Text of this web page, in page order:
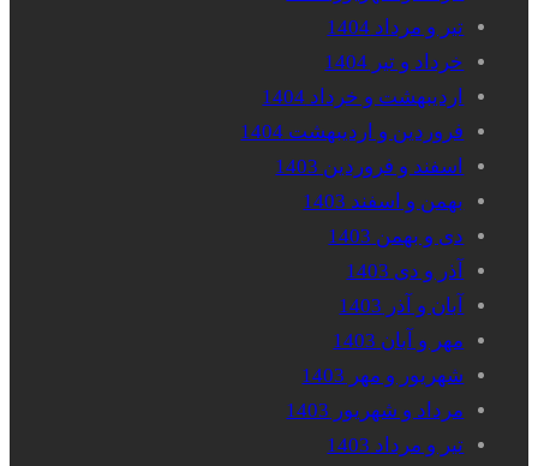
تیر و مرداد 1404
خرداد و تیر 1404
اردیبهشت و خرداد 1404
فروردین و اردیبهشت 1404
اسفند و فروردین 1403
بهمن و اسفند 1403
دی و بهمن 1403
آذر و دی 1403
آبان و آذر 1403
مهر و آبان 1403
شهریور و مهر 1403
مرداد و شهریور 1403
تیر و مرداد 1403